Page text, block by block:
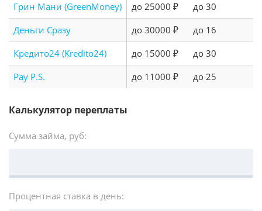
Грин Мани (GreenMoney)
до 25000 ₽ до 30
Деньги Сразу
до 30000 ₽ до 16
Кредито24 (Kredito24)
до 15000 ₽ до 30
Pay P.S.
до 11000 ₽ до 25
Калькулятор переплаты
Сумма займа, руб:
Процентная ставка в день: